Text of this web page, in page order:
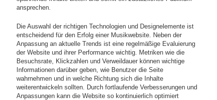
ansprechen.
Die Auswahl der richtigen Technologien und Designelemente ist
entscheidend für den Erfolg einer Musikwebsite. Neben der
Anpassung an aktuelle Trends ist eine regelmäßige Evaluierung
der Website und ihrer Performance wichtig. Metriken wie die
Besuchsrate, Klickzahlen und Verweildauer können wichtige
Informationen darüber geben, wie Benutzer die Seite
wahrnehmen und in welche Richtung sich die Inhalte
weiterentwickeln sollten. Durch fortlaufende Verbesserungen und
Anpassungen kann die Website so kontinuierlich optimiert